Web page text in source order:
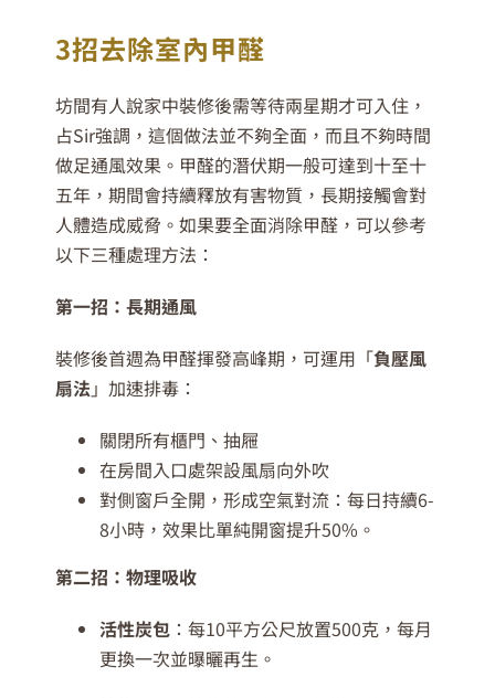
3招去除室內甲醛
坊間有人說家中裝修後需等待兩星期才可入住，
占Sir強調，這個做法並不夠全面，而且不夠時間
做足通風效果。甲醛的潛伏期一般可達到十至十
五年，期間會持續釋放有害物質，長期接觸會對
人體造成威脅。如果要全面消除甲醛，可以參考
以下三種處理方法：
第一招：長期通風
裝修後首週為甲醛揮發高峰期，可運用「負壓風
扇法 」加速排毒：
關閉所有櫃門、抽屜
在房間入口處架設風扇向外吹
對側窗戶全開，形成空氣對流：每日持續6-
8小時，效果比單純開窗提升50%。
第二招：物理吸收
活性炭包 ：每10平方公尺放置500克，每月
更換一次並曝曬再生。